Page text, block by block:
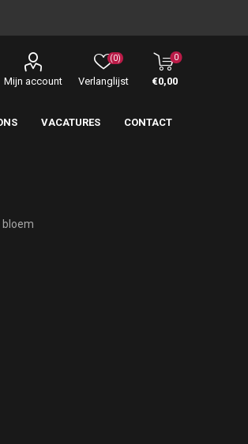
Mijn account Verlanglijst
(0) 0
€0,00
VACATURES CONTACT
bloem